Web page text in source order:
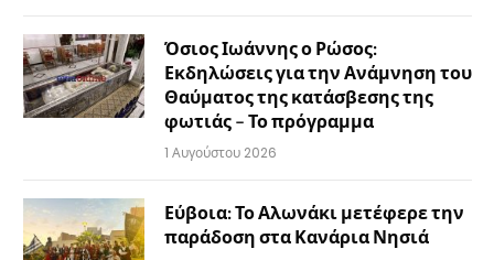
Όσιος Ιωάννης ο Ρώσος:
Εκδηλώσεις για την Ανάμνηση του
Θαύματος της κατάσβεσης της
φωτιάς – Το πρόγραμμα
1 Αυγούστου 2026
Εύβοια: Το Αλωνάκι μετέφερε την
παράδοση στα Κανάρια Νησιά